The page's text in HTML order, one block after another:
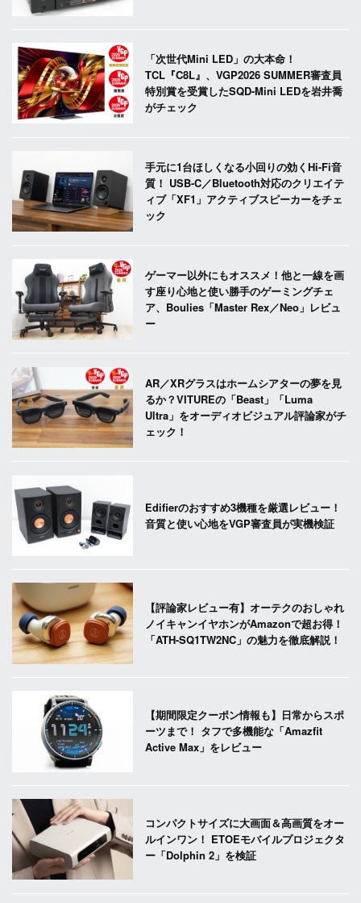
「次世代Mini LED」の大本命！
TCL『C8L』、VGP2026 SUMMER審査員
特別賞を受賞したSQD-Mini LEDを岩井喬
がチェック
手元に1台ほしくなる小回りの効くHi-Fi音
質！ USB-C／Bluetooth対応のクリエイテ
ィブ「XF1」アクティブスピーカーをチェ
ック
ゲーマー以外にもオススメ！他と一線を画
す座り心地と使い勝手のゲーミングチェ
ア、Boulies「Master Rex／Neo」レビュ
ー
AR／XRグラスはホームシアターの夢を見
るか？VITUREの「Beast」「Luma
Ultra」をオーディオビジュアル評論家がチ
ェック！
Edifierのおすすめ3機種を厳選レビュー！
音質と使い心地をVGP審査員が実機検証
【評論家レビュー有】オーテクのおしゃれ
ノイキャンイヤホンがAmazonで超お得！
「ATH-SQ1TW2NC」の魅力を徹底解説！
【期間限定クーポン情報も】日常からスポ
ーツまで！ タフで多機能な「Amazfit
Active Max」をレビュー
コンパクトサイズに大画面＆高画質をオー
ルインワン！ ETOEモバイルプロジェクタ
ー「Dolphin 2」を検証